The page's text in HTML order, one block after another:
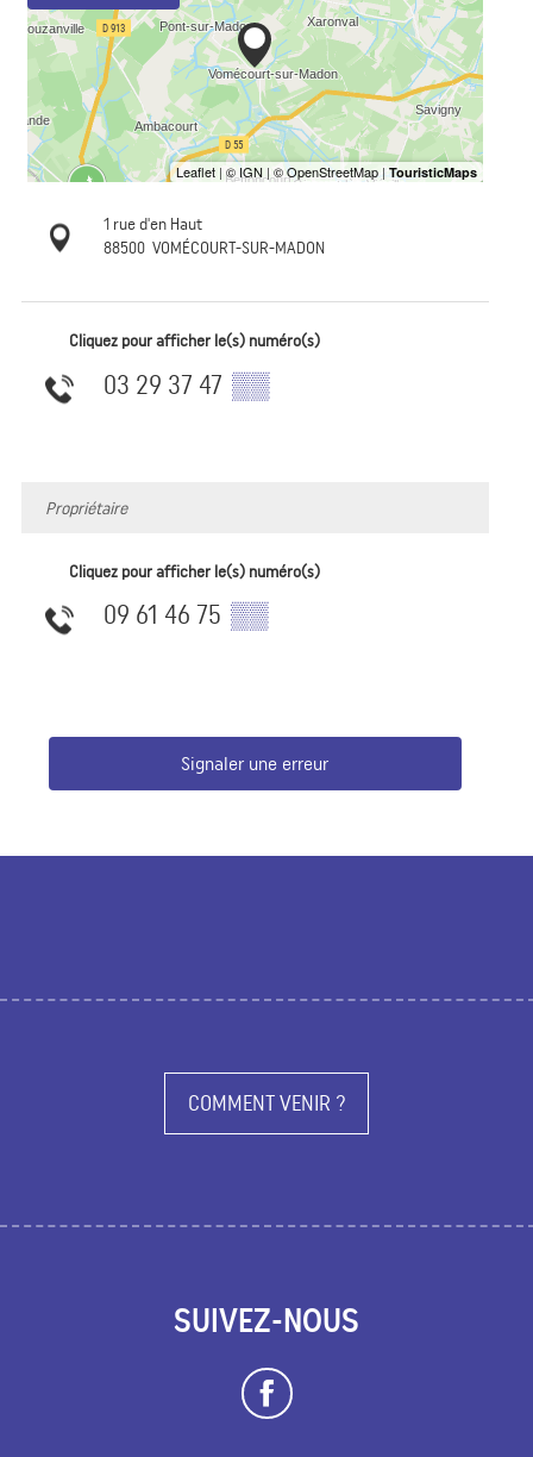
1 rue d'en Haut
88500 VOMÉCOURT-SUR-MADON
Cliquez pour afficher le(s) numéro(s)
03 29 37 47 ▒▒
Propriétaire
Cliquez pour afficher le(s) numéro(s)
09 61 46 75 ▒▒
Signaler une erreur
COMMENT VENIR ?
SUIVEZ-NOUS